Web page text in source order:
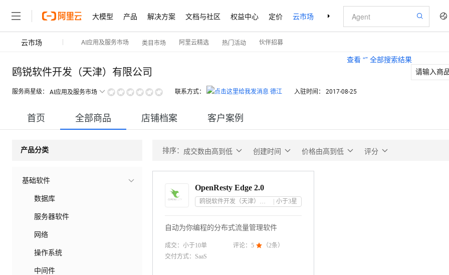
大模型 产品 解决方案 文档与社区 权益中心 定价 云市场 合作伙伴 支持与服务 了解阿里云
查看 “” 全部搜索结果
云市场 AI应用及服务市场 类目市场 阿里云精选 热门活动 伙伴招募
鸥锐软件开发（天津）有限公司
服务商星级： AI应用及服务市场 联系方式： 德江 入驻时间： 2017-08-25
首页 全部商品 店铺档案 客户案例
产品分类
基础软件
数据库
服务器软件
网络
操作系统
中间件
排序： 成交数由高到低 创建时间 价格由高到低 评分
OpenResty Edge 2.0
鸥锐软件开发（天津）有限公司 小于3星
自动为你编程的分布式流量管理软件
成交： 小于10单 评论：5  （2条）
交付方式： SaaS